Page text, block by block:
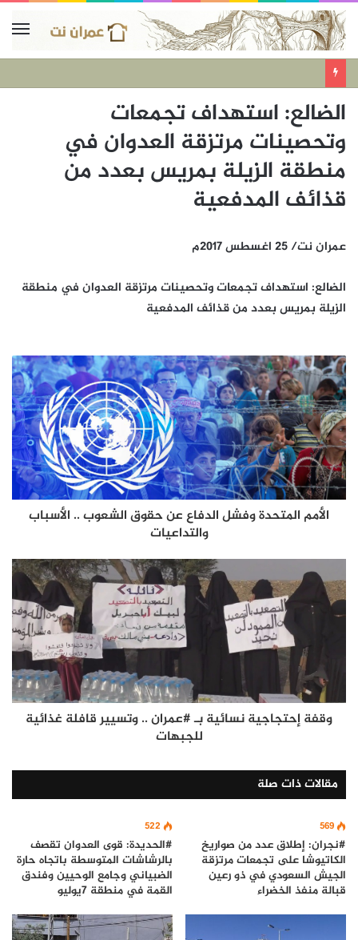
الضالع: استهداف تجمعات
وتحصينات مرتزقة العدوان في
منطقة الزيلة بمريس بعدد من
قذائف المدفعية
عمران نت/ 25 اغسطس 2017م
الضالع: استهداف تجمعات وتحصينات مرتزقة العدوان في منطقة
الزيلة بمريس بعدد من قذائف المدفعية
الأمم المتحدة وفشل الدفاع عن حقوق الشعوب .. الأسباب
والتداعيات
وقفة إحتجاجية نسائية بـ #عمران .. وتسيير قافلة غذائية
للجبهات
مقالات ذات صلة
569
#نجران: إطلاق عدد من صواريخ
الكاتيوشا على تجمعات مرتزقة
الجيش السعودي في ذو رعين
قبالة منفذ الخضراء
522
#الحديدة: قوى العدوان تقصف
بالرشاشات المتوسطة باتجاه حارة
الضبياني وجامع الوحيين وفندق
القمة في منطقة 7يوليو